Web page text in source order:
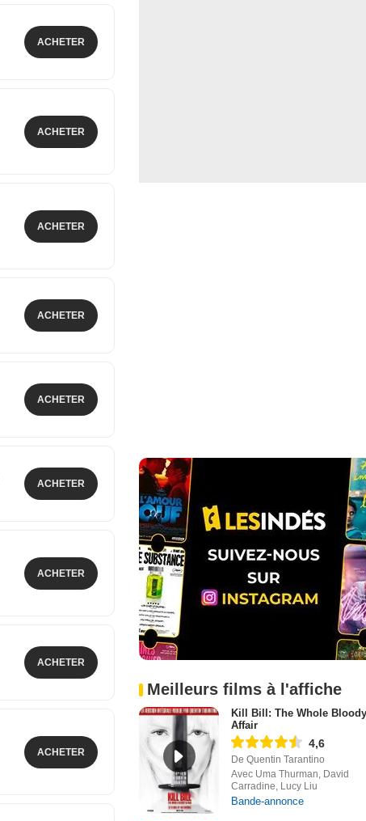
ACHETER
ACHETER
ACHETER
ACHETER
ACHETER
ACHETER
ACHETER
ACHETER
ACHETER
Meilleurs films à l'affiche
Kill Bill: The Whole Bloody
Affair
4,6
De Quentin Tarantino
Avec Uma Thurman, David
Carradine, Lucy Liu
Bande-annonce